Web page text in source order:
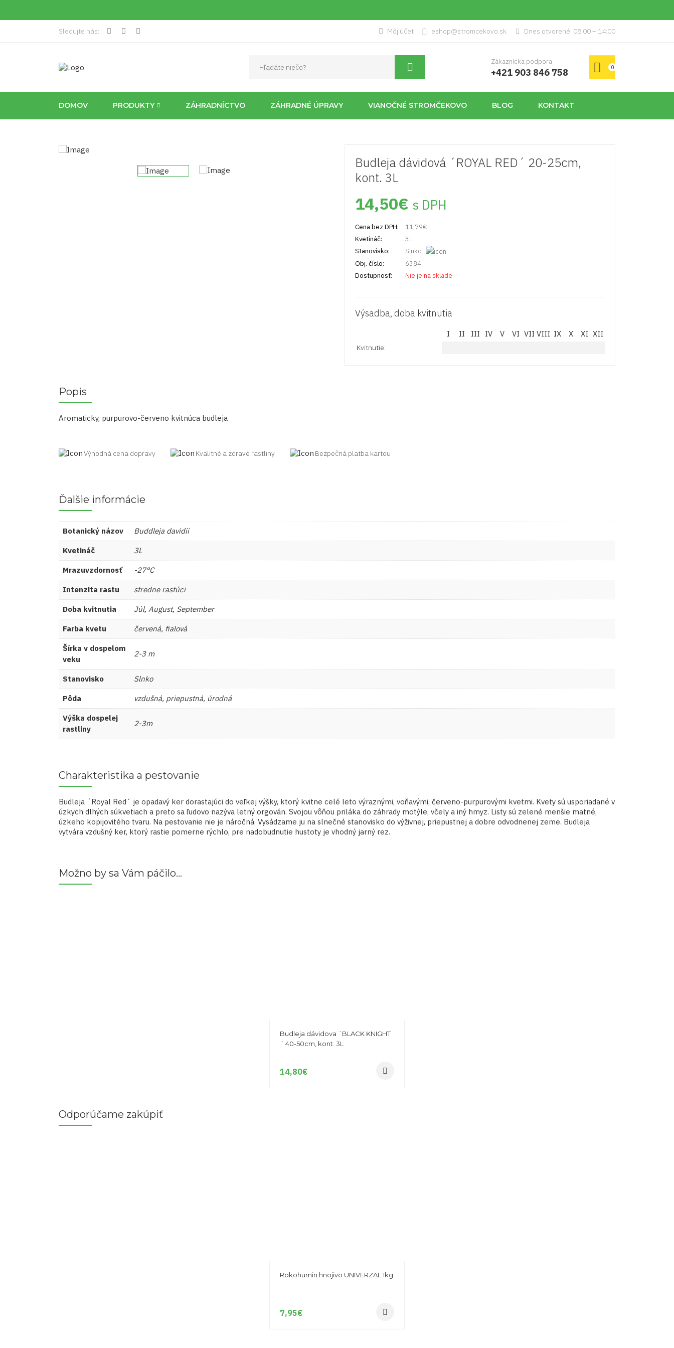
Sledujte nás: Môj účet eshop@stromcekovo.sk Dnes otvorené: 08:00 – 14:00
Zákaznícka podpora
+421 903 846 758 0
DOMOV PRODUKTY ZÁHRADNÍCTVO ZÁHRADNÉ ÚPRAVY VIANOČNÉ STROMČEKOVO BLOG KONTAKT
Budleja dávidová ´ROYAL RED´ 20-25cm,
kont. 3L
14,50€ s DPH
Cena bez DPH: 11,79€
Kvetináč:
3L
Stanovisko:
Slnko
Obj. číslo:
6384
Dostupnosť:
Nie je na sklade
Výsadba, doba kvitnutia
I II III IV V VI VII VIII IX X XI XII
Kvitnutie:
Popis
Aromaticky, purpurovo-červeno kvitnúca budleja
Výhodná cena dopravy Kvalitné a zdravé rastliny Bezpečná platba kartou
Ďalšie informácie
Botanický názov Buddleja davidii
Kvetináč 3L
Mrazuvzdornosť -27°C
Intenzita rastu stredne rastúci
Doba kvitnutia Júl, August, September
Farba kvetu červená, fialová
Šírka v dospelom
veku
2-3 m
Stanovisko Slnko
Pôda vzdušná, priepustná, úrodná
Výška dospelej
rastliny
2-3m
Charakteristika a pestovanie
Budleja ´Royal Red´ je opadavý ker dorastajúci do veľkej výšky, ktorý kvitne celé leto výraznými, voňavými, červeno-purpurovými kvetmi. Kvety sú usporiadané v
úzkych dlhých súkvetiach a preto sa ľudovo nazýva letný orgován. Svojou vôňou priláka do záhrady motýle, včely a iný hmyz. Listy sú zelené menšie matné,
úzkeho kopijovitého tvaru. Na pestovanie nie je náročná. Vysádzame ju na slnečné stanovisko do výživnej, priepustnej a dobre odvodnenej zeme. Budleja
vytvára vzdušný ker, ktorý rastie pomerne rýchlo, pre nadobudnutie hustoty je vhodný jarný rez.
Možno by sa Vám páčilo…
Budleja dávidova ´BLACK KNIGHT
´ 40-50cm, kont. 3L
14,80€
Odporúčame zakúpiť
Rokohumin hnojivo UNIVERZAL 1kg
7,95€